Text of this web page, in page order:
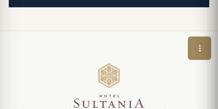
Çocuk Doğumgünü Paketi